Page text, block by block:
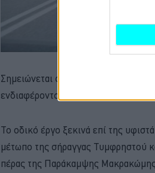
Σημειώνεται ότι η έναρξη του
ενδιαφέροντος στις 21 Δεκεμβρίου
Το οδικό έργο ξεκινά επί της
μέτωπο της σήραγγας Τυμφρηστού
πέρας της Παράκαμψης